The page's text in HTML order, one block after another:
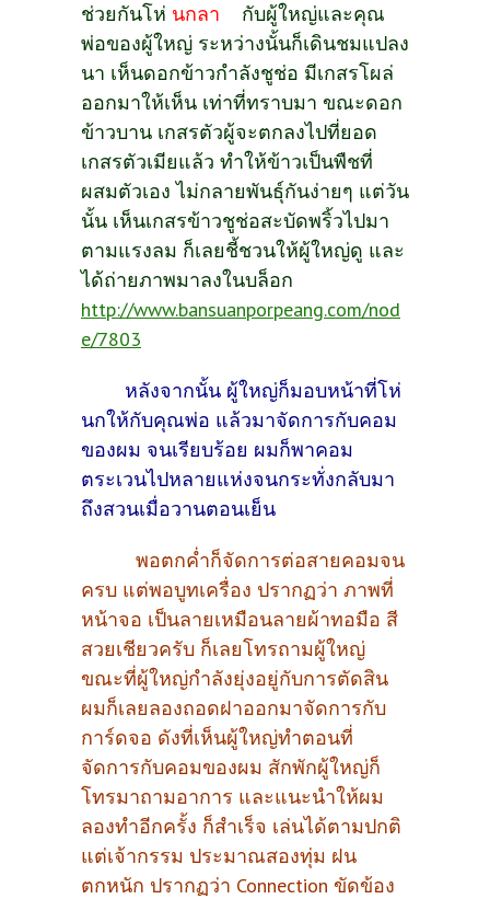
ช่วยกันโห่ นกลา กับผู้ใหญ่และคุณ
พ่อของผู้ใหญ่ ระหว่างนั้นก็เดินชมแปลง
นา เห็นดอกข้าวกำลังชูช่อ มีเกสรโผล่
ออกมาให้เห็น เท่าที่ทราบมา ขณะดอก
ข้าวบาน เกสรตัวผู้จะตกลงไปที่ยอด
เกสรตัวเมียแล้ว ทำให้ข้าวเป็นพืชที่
ผสมตัวเอง ไม่กลายพันธุ์กันง่ายๆ แต่วัน
นั้น เห็นเกสรข้าวชูช่อสะบัดพริ้วไปมา
ตามแรงลม ก็เลยชี้ชวนให้ผู้ใหญ่ดู และ
ได้ถ่ายภาพมาลงในบล็อก
http://www.bansuanporpeang.com/nod
e/7803
หลังจากนั้น ผู้ใหญ่ก็มอบหน้าที่โห่
นกให้กับคุณพ่อ แล้วมาจัดการกับคอม
ของผม จนเรียบร้อย ผมก็พาคอม
ตระเวนไปหลายแห่งจนกระทั่งกลับมา
ถึงสวนเมื่อวานตอนเย็น
พอตกค่ำก็จัดการต่อสายคอมจน
ครบ แต่พอบูทเครื่อง ปรากฏว่า ภาพที่
หน้าจอ เป็นลายเหมือนลายผ้าทอมือ สี
สวยเชียวครับ ก็เลยโทรถามผู้ใหญ่
ขณะที่ผู้ใหญ่กำลังยุ่งอยู่กับการตัดสิน
ผมก็เลยลองถอดฝาออกมาจัดการกับ
การ์ดจอ ดังที่เห็นผู้ใหญ่ทำตอนที่
จัดการกับคอมของผม สักพักผู้ใหญ่ก็
โทรมาถามอาการ และแนะนำให้ผม
ลองทำอีกครั้ง ก็สำเร็จ เล่นได้ตามปกติ
แต่เจ้ากรรม ประมาณสองทุ่ม ฝน
ตกหนัก ปรากฏว่า Connection ขัดข้อง